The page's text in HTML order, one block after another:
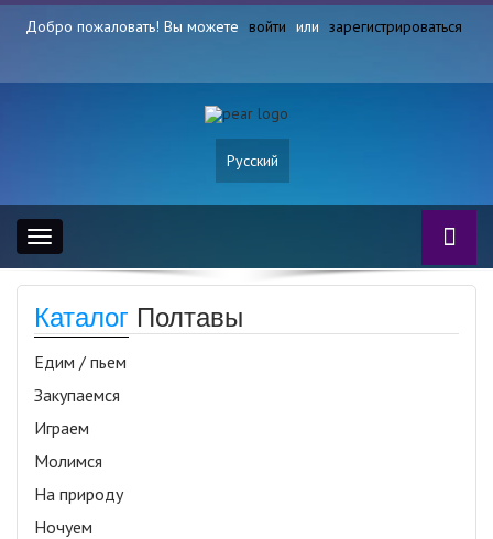
Добро пожаловать! Вы можете войти или зарегистрироваться
Русский
Toggle
navigation
Каталог Полтавы
Едим / пьем
Закупаемся
Играем
Молимся
На природу
Ночуем